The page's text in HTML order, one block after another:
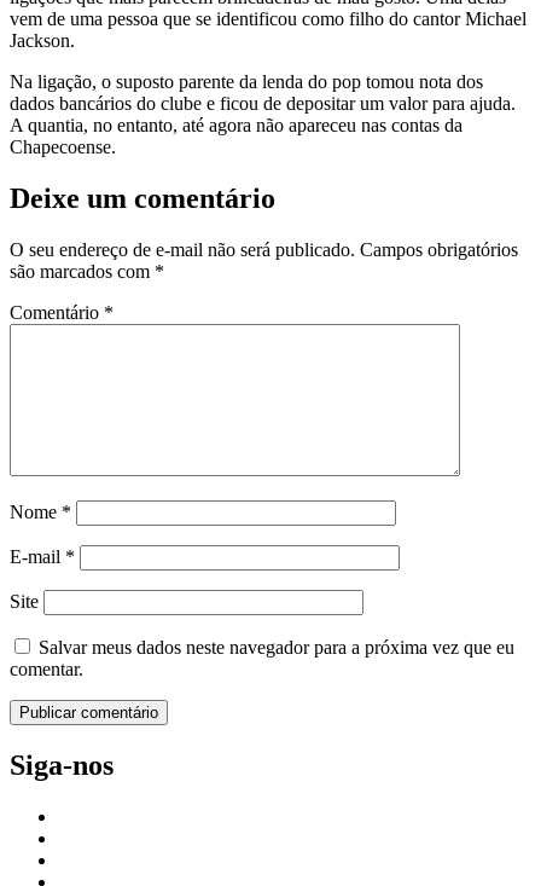
vem de uma pessoa que se identificou como filho do cantor Michael
Jackson.
Na ligação, o suposto parente da lenda do pop tomou nota dos
dados bancários do clube e ficou de depositar um valor para ajuda.
A quantia, no entanto, até agora não apareceu nas contas da
Chapecoense.
Deixe um comentário
O seu endereço de e-mail não será publicado. Campos obrigatórios
são marcados com *
Comentário *
Nome *
E-mail *
Site
Salvar meus dados neste navegador para a próxima vez que eu
comentar.
Siga-nos